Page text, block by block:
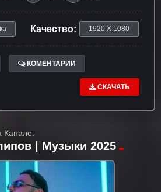
Качество: 1920 X 1080
КОМЕНТАРИИ
СКАЧАТЬ
Канале:
| Музыки 2025